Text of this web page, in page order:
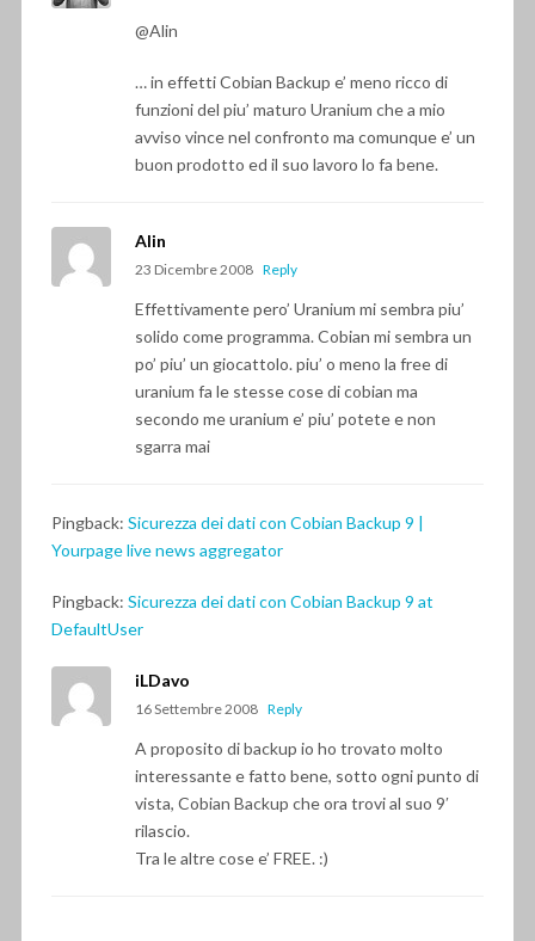
@Alin
… in effetti Cobian Backup e’ meno ricco di
funzioni del piu’ maturo Uranium che a mio
avviso vince nel confronto ma comunque e’ un
buon prodotto ed il suo lavoro lo fa bene.
Alin
23 Dicembre 2008 Reply
Effettivamente pero’ Uranium mi sembra piu’
solido come programma. Cobian mi sembra un
po’ piu’ un giocattolo. piu’ o meno la free di
uranium fa le stesse cose di cobian ma
secondo me uranium e’ piu’ potete e non
sgarra mai
Pingback: Sicurezza dei dati con Cobian Backup 9 |
Yourpage live news aggregator
Pingback: Sicurezza dei dati con Cobian Backup 9 at
DefaultUser
iLDavo
16 Settembre 2008 Reply
A proposito di backup io ho trovato molto
interessante e fatto bene, sotto ogni punto di
vista, Cobian Backup che ora trovi al suo 9′
rilascio.
Tra le altre cose e’ FREE. :)